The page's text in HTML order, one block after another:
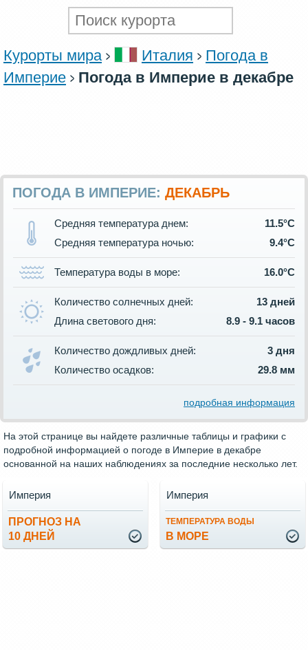
Курорты мира Италия
Погода в
Империе
Погода в Империе в декабре
ПОГОДА В ИМПЕРИЕ: ДЕКАБРЬ
Средняя температура днем:
11.5°C
Средняя температура ночью:
9.4°C
Температура воды в море: 16.0°C
Количество солнечных дней:
13 дней
Длина светового дня:
8.9 - 9.1 часов
Количество дождливых дней:
3 дня
Количество осадков:
29.8 мм
подробная информация
На этой странице вы найдете различные таблицы и графики с
подробной информацией о погоде в Империе в декабре
основанной на наших наблюдениях за последние несколько лет.
ПРОГНОЗ НА
10 ДНЕЙ
Империя
ТЕМПЕРАТУРА ВОДЫ
В МОРЕ
Империя